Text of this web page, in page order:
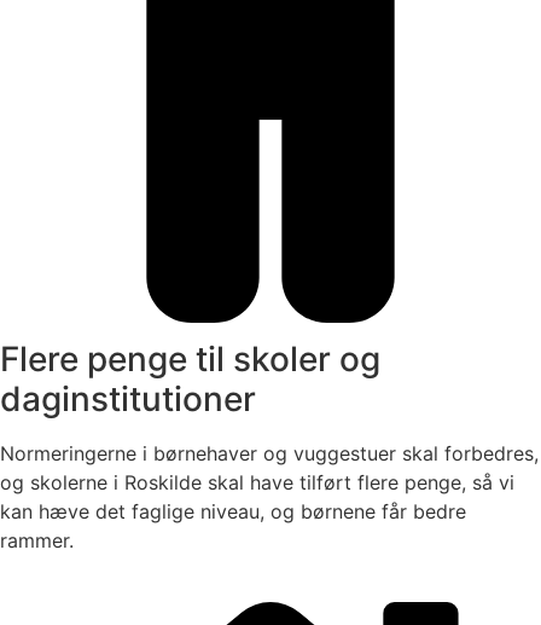
Flere penge til skoler og
daginstitutioner
Normeringerne i børnehaver og vuggestuer skal forbedres,
og skolerne i Roskilde skal have tilført flere penge, så vi
kan hæve det faglige niveau, og børnene får bedre
rammer.